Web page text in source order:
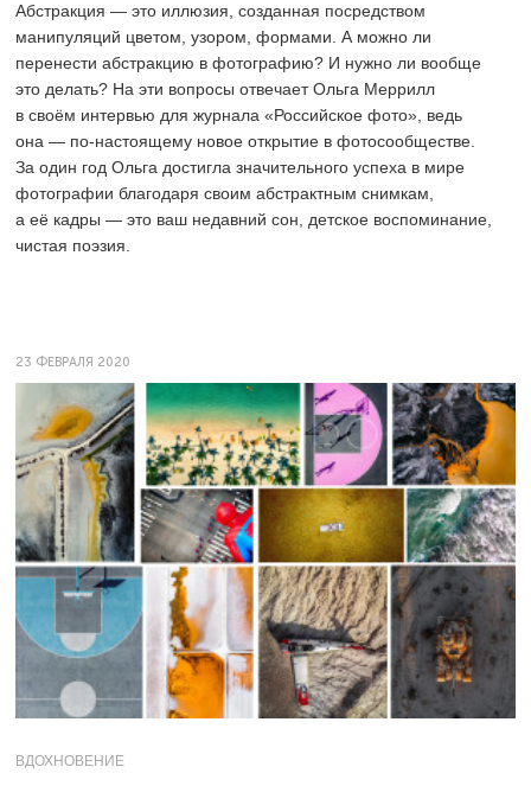
Абстракция — это иллюзия, созданная посредством
манипуляций цветом, узором, формами. А можно ли
перенести абстракцию в фотографию? И нужно ли вообще
это делать? На эти вопросы отвечает Ольга Меррилл
в своём интервью для журнала «Российское фото», ведь
она — по-настоящему новое открытие в фотосообществе.
За один год Ольга достигла значительного успеха в мире
фотографии благодаря своим абстрактным снимкам,
а её кадры — это ваш недавний сон, детское воспоминание,
чистая поэзия.
23 ФЕВРАЛЯ 2020
ВДОХНОВЕНИЕ